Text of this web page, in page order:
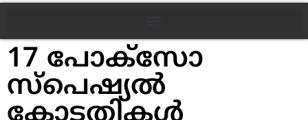
17 പോക്സോ
സ്പെഷ്യല്‍